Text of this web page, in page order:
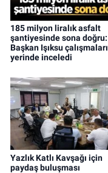
185 milyon liralık asfalt
şantiyesinde sona doğru:
Başkan Işıksu çalışmaları
yerinde inceledi
Yazlık Katlı Kavşağı için
paydaş buluşması